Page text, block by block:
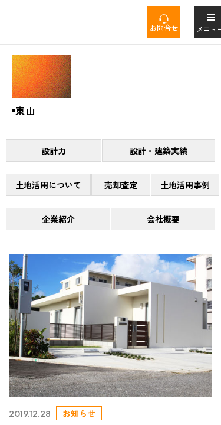
プ
お問合せ メニュー
Tag
東山
設計力 設計・建築実績
土地活用について 売却査定 土地活用事例
企業紹介 会社概要
2019.12.28 お知らせ